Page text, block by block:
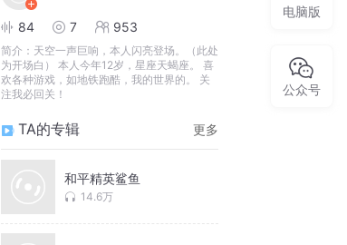
84 7 953
简介： 天空一声巨响，本人闪亮登场。（此处
为开场白） 本人今年12岁，星座天蝎座。 喜
欢各种游戏，如地铁跑酷，我的世界的。 关
注我必回关！
TA的专辑 更多
和平精英鲨鱼
14.6万
电脑版
公众号